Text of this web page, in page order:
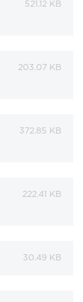
521.12 KB
203.07 KB
372.85 KB
222.41 KB
30.49 KB